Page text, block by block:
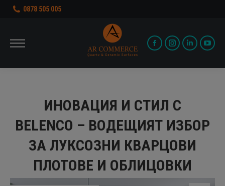
0878 505 005
Facebook
new
window
Instagram
new
window
Linkedin
window
ИНОВАЦИЯ И СТИЛ С
BELENCO – ВОДЕЩИЯТ ИЗБОР
ЗА ЛУКСОЗНИ КВАРЦОВИ
ПЛОТОВЕ И ОБЛИЦОВКИ